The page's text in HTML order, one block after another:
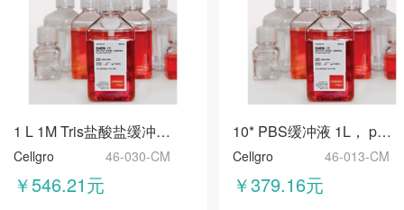
1 L 1M Tris盐酸盐缓冲液，7.5±0.1，不含RNase-/DNase-和蛋白酶
Cellgro 46-030-CM
￥546.21元
10* PBS缓冲液 1L， pH 7.4不含钙镁
Cellgro 46-013-CM
￥379.16元